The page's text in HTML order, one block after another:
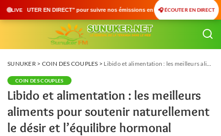
LIVE pour suivre nos émissions en temps réel • 🇸🇳 Actualités du Sénégal • 🌍
🎧 ÉCOUTER EN DIRECT
SUNUKER> COIN DES COUPLES > Libido et alimentation : les meilleurs aliments pour soutenir naturellement le désir et l’équilibre hormonal
COIN DES COUPLES
Libido et alimentation : les meilleurs
aliments pour soutenir naturellement
le désir et l’équilibre hormonal